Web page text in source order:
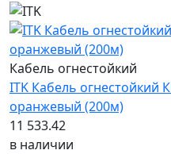
Кабель огнестойкий
ITK Кабель огнестойкий
оранжевый (200м)
11 533.42
в наличии